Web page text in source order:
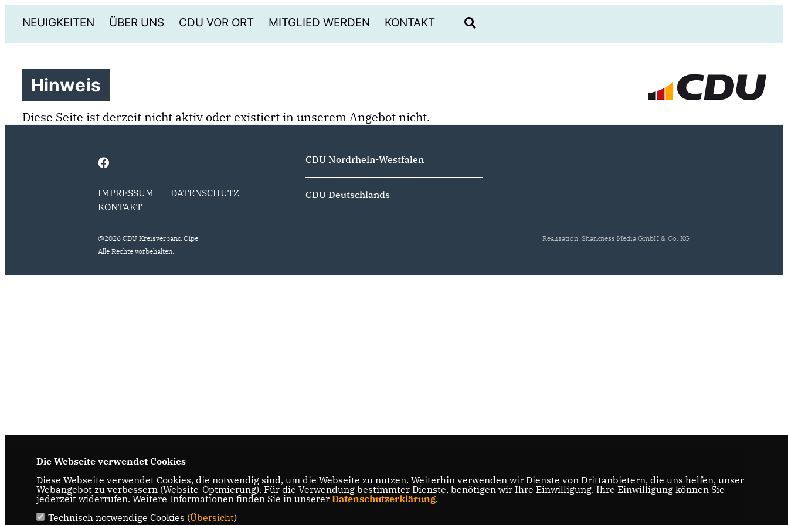
NEUIGKEITEN ÜBER UNS CDU VOR ORT MITGLIED WERDEN KONTAKT
Hinweis
Diese Seite ist derzeit nicht aktiv oder existiert in unserem Angebot nicht.
IMPRESSUM
DATENSCHUTZ
KONTAKT
CDU Nordrhein-Westfalen
CDU Deutschlands
@2026 CDU Kreisverband Olpe
Alle Rechte vorbehalten.
Realisation: Sharkness Media GmbH & Co. KG
Die Webseite verwendet Cookies
Diese Webseite verwendet Cookies, die notwendig sind, um die Webseite zu nutzen. Weiterhin verwenden wir Dienste von Drittanbietern, die uns helfen, unser
Webangebot zu verbessern (Website-Optmierung). Für die Verwendung bestimmter Dienste, benötigen wir Ihre Einwilligung. Ihre Einwilligung können Sie
jederzeit widerrufen. Weitere Informationen finden Sie in unserer Datenschutzerklärung.
Technisch notwendige Cookies (Übersicht)